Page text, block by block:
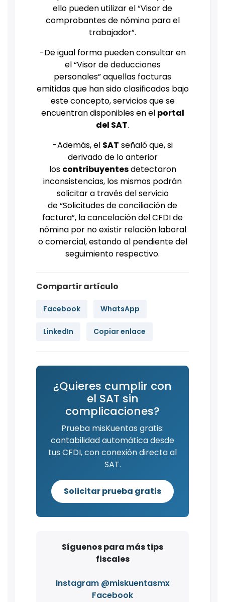
ello pueden utilizar el “Visor de
comprobantes de nómina para el
trabajador”.
-De igual forma pueden consultar en
el “Visor de deducciones
personales” aquellas facturas
emitidas que han sido clasificados bajo
este concepto, servicios que se
encuentran disponibles en el portal
del SAT.
-Además, el SAT señaló que, si
derivado de lo anterior
los contribuyentesdetectaron
inconsistencias, los mismos podrán
solicitar a través del servicio
de “Solicitudes de conciliación de
factura”, la cancelación del CFDI de
nómina por no existir relación laboral
o comercial, estando al pendiente del
seguimiento respectivo.
Compartir artículo
Facebook WhatsApp
LinkedIn Copiar enlace
¿Quieres cumplir con
el SAT sin
complicaciones?
Prueba misKuentas gratis:
contabilidad automática desde
tus CFDI, con conexión directa al
SAT.
Solicitar prueba gratis
Síguenos para más tips
fiscales
Instagram @miskuentasmx
Facebook